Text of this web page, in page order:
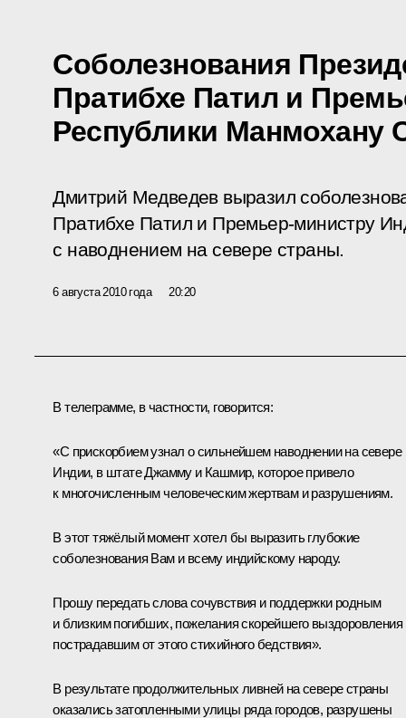
Соболезнования
Пратибхе Патил и
Республики Манмохану
Дмитрий Медведев выразил
Пратибхе Патил и Премьер-министру
с наводнением на севере страны.
6 августа 2010 года 20:20
В телеграмме, в частности, говорится:
«С прискорбием узнал о сильнейшем наводнении на севере
Индии, в штате Джамму и Кашмир, которое привело
к многочисленным человеческим жертвам и разрушениям.
В этот тяжёлый момент хотел бы выразить глубокие
соболезнования Вам и всему индийскому народу.
Прошу передать слова сочувствия и поддержки родным
и близким погибших, пожелания скорейшего выздоровления
пострадавшим от этого стихийного бедствия».
В результате продолжительных ливней на севере страны
оказались затопленными улицы ряда городов, разрушены